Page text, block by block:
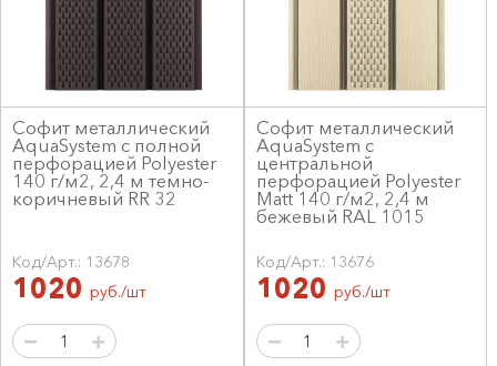
Софит металлический
AquaSystem с полной
перфорацией Polyester
140 г/м2, 2,4 м темно-
коричневый RR 32
Код/Арт.: 13678
1020 руб./шт
Софит металлический
AquaSystem с
центральной
перфорацией Polyester
Matt 140 г/м2, 2,4 м
бежевый RAL 1015
Код/Арт.: 13676
1020 руб./шт